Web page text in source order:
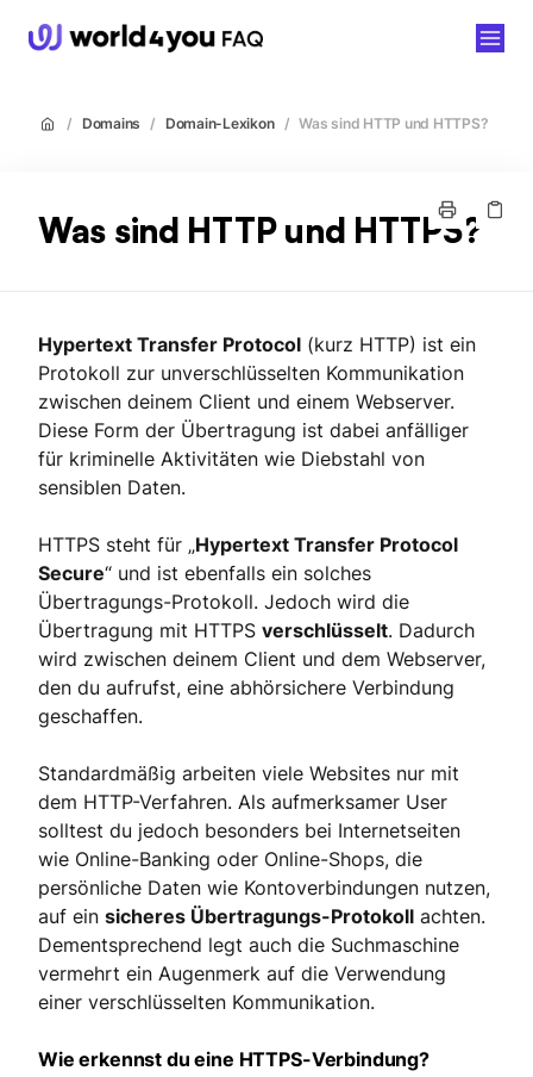
/ Domains / Domain-Lexikon / Was sind HTTP und HTTPS?
Was sind HTTP und HTTPS?
Hypertext Transfer Protocol (kurz HTTP) ist ein
Protokoll zur unverschlüsselten Kommunikation
zwischen deinem Client und einem Webserver.
Diese Form der Übertragung ist dabei anfälliger
für kriminelle Aktivitäten wie Diebstahl von
sensiblen Daten.
HTTPS steht für „Hypertext Transfer Protocol
Secure“ und ist ebenfalls ein solches
Übertragungs-Protokoll. Jedoch wird die
Übertragung mit HTTPS verschlüsselt. Dadurch
wird zwischen deinem Client und dem Webserver,
den du aufrufst, eine abhörsichere Verbindung
geschaffen.
Standardmäßig arbeiten viele Websites nur mit
dem HTTP-Verfahren. Als aufmerksamer User
solltest du jedoch besonders bei Internetseiten
wie Online-Banking oder Online-Shops, die
persönliche Daten wie Kontoverbindungen nutzen,
auf ein sicheres Übertragungs-Protokoll achten.
Dementsprechend legt auch die Suchmaschine
vermehrt ein Augenmerk auf die Verwendung
einer verschlüsselten Kommunikation.
Wie erkennst du eine HTTPS-Verbindung?